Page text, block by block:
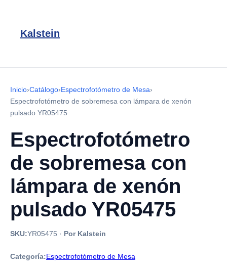
Kalstein
Inicio›Catálogo›Espectrofotómetro de Mesa›
Espectrofotómetro de sobremesa con lámpara de xenón
pulsado YR05475
Espectrofotómetro
de sobremesa con
lámpara de xenón
pulsado YR05475
SKU:YR05475 · Por Kalstein
Categoría:Espectrofotómetro de Mesa